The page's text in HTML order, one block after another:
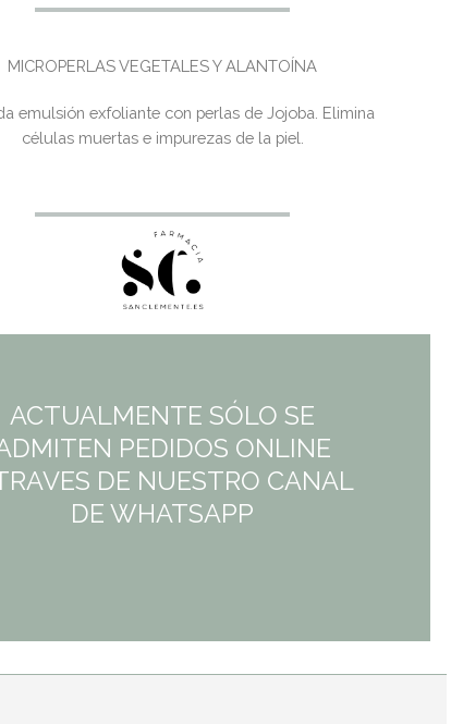
MICROPERLAS VEGETALES Y ALANTOÍNA
emulsión exfoliante con perlas de Jojoba. Elimina
células muertas e impurezas de la piel.
ACTUALMENTE SÓLO SE
PEDIDOS ONLINE
DE NUESTRO CANAL
DE WHATSAPP